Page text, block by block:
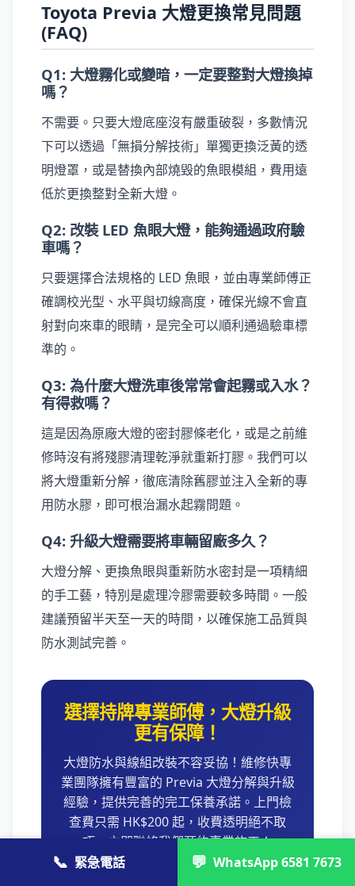
Toyota Previa 大燈更換常見問題
(FAQ)
Q1: 大燈霧化或變暗，一定要整對大燈換掉
嗎？
不需要。只要大燈底座沒有嚴重破裂，多數情況
下可以透過「無損分解技術」單獨更換泛黃的透
明燈罩，或是替換內部燒毀的魚眼模組，費用遠
低於更換整對全新大燈。
Q2: 改裝 LED 魚眼大燈，能夠通過政府驗
車嗎？
只要選擇合法規格的 LED 魚眼，並由專業師傅正
確調校光型、水平與切線高度，確保光線不會直
射對向來車的眼睛，是完全可以順利通過驗車標
準的。
Q3: 為什麼大燈洗車後常常會起霧或入水？
有得救嗎？
這是因為原廠大燈的密封膠條老化，或是之前維
修時沒有將殘膠清理乾淨就重新打膠。我們可以
將大燈重新分解，徹底清除舊膠並注入全新的專
用防水膠，即可根治漏水起霧問題。
Q4: 升級大燈需要將車輛留廠多久？
大燈分解、更換魚眼與重新防水密封是一項精細
的手工藝，特別是處理冷膠需要較多時間。一般
建議預留半天至一天的時間，以確保施工品質與
防水測試完善。
選擇持牌專業師傅，大燈升級
更有保障！
大燈防水與線組改裝不容妥協！維修快專
業團隊擁有豐富的 Previa 大燈分解與升級
經驗，提供完善的完工保養承諾。上門檢
查費只需 HK$200 起，收費透明絕不取
巧，立即聯絡我們預約專業施工！
📞 緊急電話 💬 WhatsApp 6581 7673